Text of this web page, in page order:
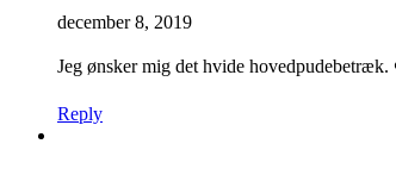
december 8, 2019
Jeg ønsker mig det hvide
Reply